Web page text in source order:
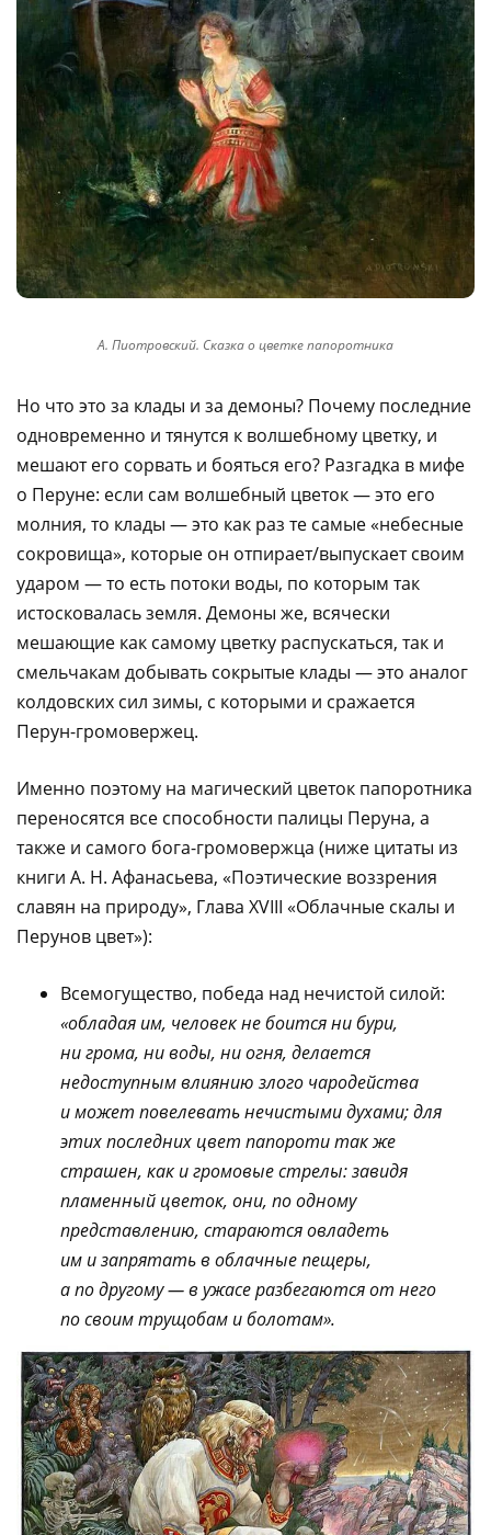
А. Пиотровский. Сказка о цветке папоротника
Но что это за клады и за демоны? Почему последние
одновременно и тянутся к волшебному цветку, и
мешают его сорвать и бояться его? Разгадка в мифе
о Перуне: если сам волшебный цветок — это его
молния, то клады — это как раз те самые «небесные
сокровища», которые он отпирает/выпускает своим
ударом — то есть потоки воды, по которым так
истосковалась земля. Демоны же, всячески
мешающие как самому цветку распускаться, так и
смельчакам добывать сокрытые клады — это аналог
колдовских сил зимы, с которыми и сражается
Перун-громовержец.
Именно поэтому на магический цветок папоротника
переносятся все способности палицы Перуна, а
также и самого бога-громовержца (ниже цитаты из
книги А. Н. Афанасьева, «Поэтические воззрения
славян на природу», Глава XVIII «Облачные скалы и
Перунов цвет»):
Всемогущество, победа над нечистой силой:
«обладая им, человек не боится ни бури,
ни грома, ни воды, ни огня, делается
недоступным влиянию злого чародейства
и может повелевать нечистыми духами; для
этих последних цвет папороти так же
страшен, как и громовые стрелы: завидя
пламенный цветок, они, по одному
представлению, стараются овладеть
им и запрятать в облачные пещеры,
а по другому — в ужасе разбегаются от него
по своим трущобам и болотам».